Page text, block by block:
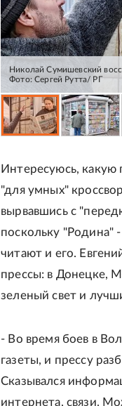
Николай Сумишевский
Фото: Сергей Рутта/ РГ
Интересуюсь, какую
"для умных"
вырвавшись с
поскольку "Родина"
читают и его.
прессы: в Донецке,
зеленый свет и
- Во время боев в
газеты, и прессу
Сказывался
интернета, связи.